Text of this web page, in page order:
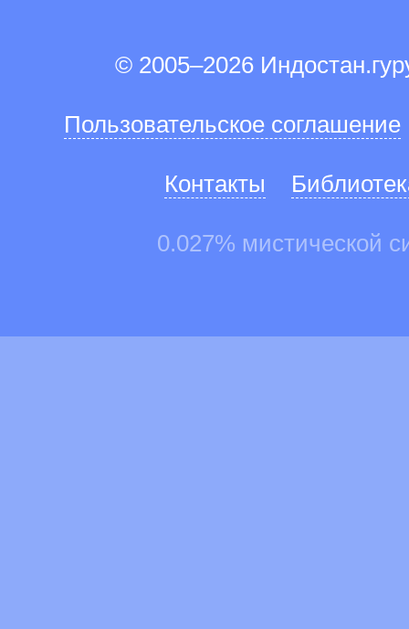
© 2005–2026
Пользовательское соглашение
Контакты
0.027% мистической